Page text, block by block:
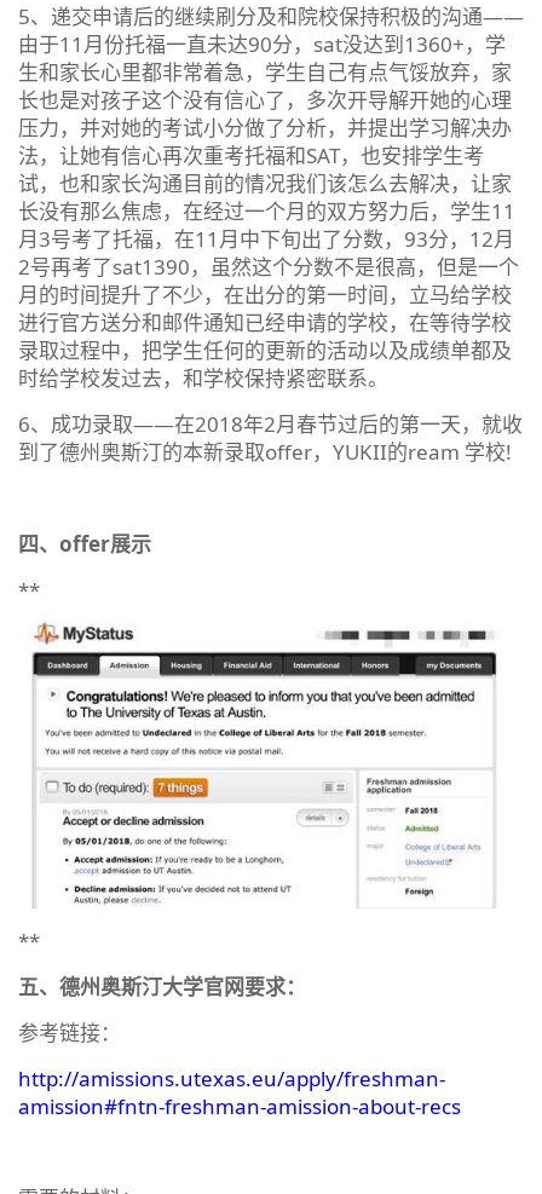
5、递交申请后的继续刷分及和院校保持积极的沟通——
由于11月份托福一直未达90分，sat没达到1360+，学
生和家长心里都非常着急，学生自己有点气馁放弃，家
长也是对孩子这个没有信心了，多次开导解开她的心理
压力，并对她的考试小分做了分析，并提出学习解决办
法，让她有信心再次重考托福和SAT，也安排学生考
试，也和家长沟通目前的情况我们该怎么去解决，让家
长没有那么焦虑，在经过一个月的双方努力后，学生11
月3号考了托福，在11月中下旬出了分数，93分，12月
2号再考了sat1390，虽然这个分数不是很高，但是一个
月的时间提升了不少，在出分的第一时间，立马给学校
进行官方送分和邮件通知已经申请的学校，在等待学校
录取过程中，把学生任何的更新的活动以及成绩单都及
时给学校发过去，和学校保持紧密联系。
6、成功录取——在2018年2月春节过后的第一天，就收
到了德州奥斯汀的本新录取offer，YUKII的ream 学校!
四、offer展示
**
**
五、德州奥斯汀大学官网要求：
参考链接：
http://amissions.utexas.eu/apply/freshman-
amission#fntn-freshman-amission-about-recs